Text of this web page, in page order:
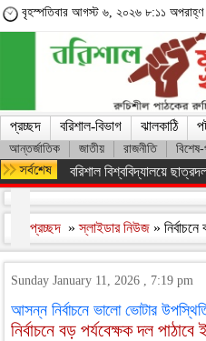
বৃহস্পতিবার আগস্ট ৬, ২০২৬ ৮:১১ অপরাহ্ণ
প্রচ্ছদ বরিশাল-বিভাগ ঝালকাঠি
আন্তর্জাতিক জাতীয় রাজনীতি
বরিশাল বিশ্ববিদ্যালয়ে
প্রচ্ছদ »স্লাইডার নিউজ »
Sunday January 11, 2026 , 7:19 pm
আসন্ন নির্বাচনে ভালো ভোটার
নির্বাচনে বড় পর্যবেক্ষক দল